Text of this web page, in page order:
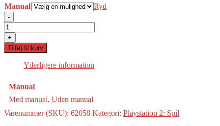
Manual Ryd
-
Crazy
Frog
Racer(PS2)
antal
+
Tilføj til kurv
Yderligere information
Manual
Med manual, Uden manual
Varenummer (SKU): 62058 Kategori: Playstation 2: Spil